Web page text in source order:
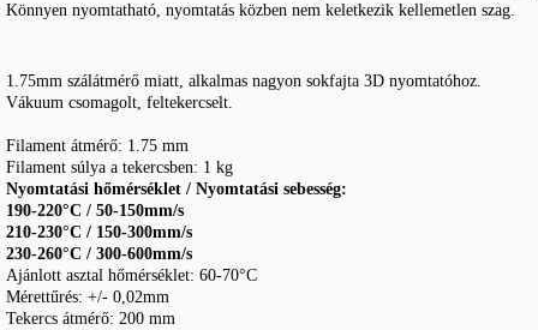
Könnyen nyomtatható, nyomtatás közben nem keletkezik kellemetlen szag.
1.75mm szálátmérő miatt, alkalmas nagyon sokfajta 3D nyomtatóhoz.
Vákuum csomagolt, feltekercselt.
Filament átmérő: 1.75 mm
Filament súlya a tekercsben: 1 kg
Nyomtatási hőmérséklet / Nyomtatási sebesség:
190-220°C / 50-150mm/s
210-230°C / 150-300mm/s
230-260°C / 300-600mm/s
Ajánlott asztal hőmérséklet: 60-70°C
Mérettűrés: +/- 0,02mm
Tekercs átmérő: 200 mm